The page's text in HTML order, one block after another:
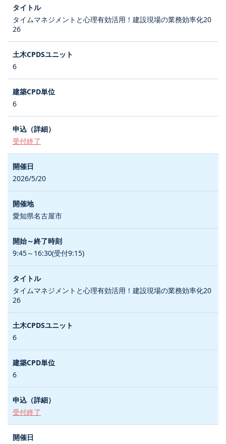
タイムマネジメントと心理有効活用！建設現場の業務効率化20
26
6
6
受付終了
2026/5/20
愛知県名古屋市
9:45～16:30(受付9:15)
タイムマネジメントと心理有効活用！建設現場の業務効率化20
26
6
6
受付終了